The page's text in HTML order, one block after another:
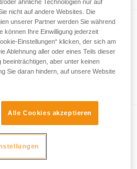
LOCK
geschütztes, am Seil
Auffanggerät mit LOCK-
Falldämpfer für ASAP oder
ähnliche Technologien nur auf
nicht auf andere Websites. Die
unserer Partner werden Sie während
können Ihre Einwilligung jederzeit
Einstellungen“ klicken, der sich am
Ablehnung aller oder eines Teils dieser
aber unter keinen
Sie daran hindern, auf unsere Website
Alle Cookies akzeptieren